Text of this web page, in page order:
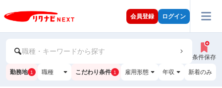
会員登録 ログイン
職種・キーワードから探す
条件保存
勤務地 1 職種 こだわり条件 1 雇用形態 年収 新着のみ